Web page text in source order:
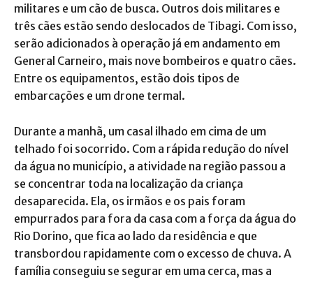
militares e um cão de busca. Outros dois militares e
três cães estão sendo deslocados de Tibagi. Com isso,
serão adicionados à operação já em andamento em
General Carneiro, mais nove bombeiros e quatro cães.
Entre os equipamentos, estão dois tipos de
embarcações e um drone termal.
Durante a manhã, um casal ilhado em cima de um
telhado foi socorrido. Com a rápida redução do nível
da água no município, a atividade na região passou a
se concentrar toda na localização da criança
desaparecida. Ela, os irmãos e os pais foram
empurrados para fora da casa com a força da água do
Rio Dorino, que fica ao lado da residência e que
transbordou rapidamente com o excesso de chuva. A
família conseguiu se segurar em uma cerca, mas a